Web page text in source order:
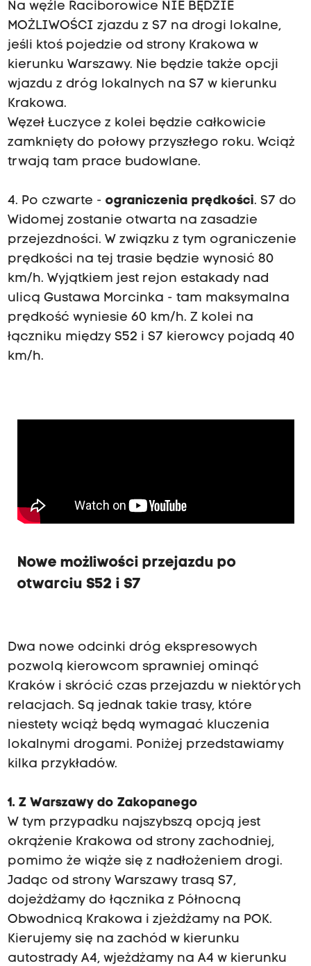
Na węźle Raciborowice NIE BĘDZIE
MOŻLIWOŚCI zjazdu z S7 na drogi lokalne,
jeśli ktoś pojedzie od strony Krakowa w
kierunku Warszawy. Nie będzie także opcji
wjazdu z dróg lokalnych na S7 w kierunku
Krakowa.
Węzeł Łuczyce z kolei będzie całkowicie
zamknięty do połowy przyszłego roku. Wciąż
trwają tam prace budowlane.
4. Po czwarte - ograniczenia prędkości. S7 do
Widomej zostanie otwarta na zasadzie
przejezdności. W związku z tym ograniczenie
prędkości na tej trasie będzie wynosić 80
km/h. Wyjątkiem jest rejon estakady nad
ulicą Gustawa Morcinka - tam maksymalna
prędkość wyniesie 60 km/h. Z kolei na
łączniku między S52 i S7 kierowcy pojadą 40
km/h.
Nowe możliwości przejazdu po
otwarciu S52 i S7
Dwa nowe odcinki dróg ekspresowych
pozwolą kierowcom sprawniej ominąć
Kraków i skrócić czas przejazdu w niektórych
relacjach. Są jednak takie trasy, które
niestety wciąż będą wymagać kluczenia
lokalnymi drogami. Poniżej przedstawiamy
kilka przykładów.
1. Z Warszawy do Zakopanego
W tym przypadku najszybszą opcją jest
okrążenie Krakowa od strony zachodniej,
pomimo że wiąże się z nadłożeniem drogi.
Jadąc od strony Warszawy trasą S7,
dojeżdżamy do łącznika z Północną
Obwodnicą Krakowa i zjeżdżamy na POK.
Kierujemy się na zachód w kierunku
autostrady A4, wjeżdżamy na A4 w kierunku